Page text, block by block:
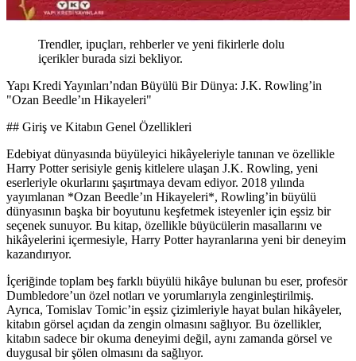
Trendler, ipuçları, rehberler ve yeni fikirlerle dolu
içerikler burada sizi bekliyor.
Yapı Kredi Yayınları’ndan Büyülü Bir Dünya: J.K. Rowling’in
"Ozan Beedle’ın Hikayeleri"
## Giriş ve Kitabın Genel Özellikleri
Edebiyat dünyasında büyüleyici hikâyeleriyle tanınan ve özellikle
Harry Potter serisiyle geniş kitlelere ulaşan J.K. Rowling, yeni
eserleriyle okurlarını şaşırtmaya devam ediyor. 2018 yılında
yayımlanan *Ozan Beedle’ın Hikayeleri*, Rowling’in büyülü
dünyasının başka bir boyutunu keşfetmek isteyenler için eşsiz bir
seçenek sunuyor. Bu kitap, özellikle büyücülerin masallarını ve
hikâyelerini içermesiyle, Harry Potter hayranlarına yeni bir deneyim
kazandırıyor.
İçeriğinde toplam beş farklı büyülü hikâye bulunan bu eser, profesör
Dumbledore’un özel notları ve yorumlarıyla zenginleştirilmiş.
Ayrıca, Tomislav Tomic’in eşsiz çizimleriyle hayat bulan hikâyeler,
kitabın görsel açıdan da zengin olmasını sağlıyor. Bu özellikler,
kitabın sadece bir okuma deneyimi değil, aynı zamanda görsel ve
duygusal bir şölen olmasını da sağlıyor.